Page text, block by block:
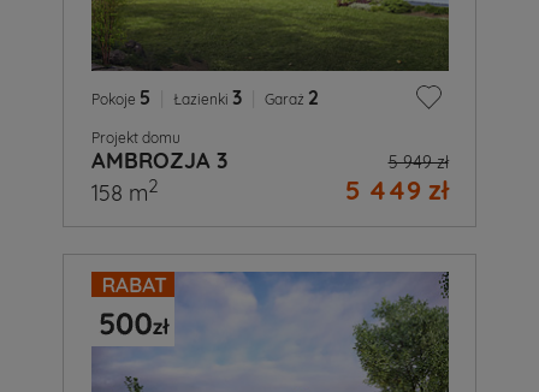
Pokoje 5 Łazienki 3 Garaż 2
Projekt domu
AMBROZJA 3 5 949 zł
5 449 zł
158 m2